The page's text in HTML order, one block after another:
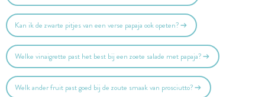
Kan ik de zwarte pitjes van een verse papaja ook opeten?
Welke vinaigrette past het best bij een zoete salade met papaja?
Welk ander fruit past goed bij de zoute smaak van prosciutto?